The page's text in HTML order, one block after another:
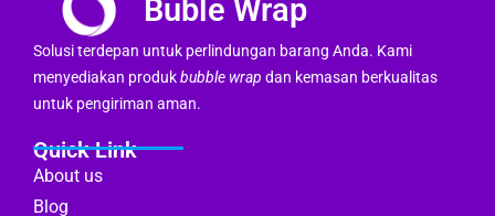
Buble Wrap
Solusi terdepan untuk perlindungan barang Anda. Kami
menyediakan produkbubble wrap dan kemasan berkualitas
untuk pengiriman aman.
Quick Link
About us
Blog